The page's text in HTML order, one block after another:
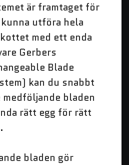
är framtaget för
utföra hela
med ett enda
Gerbers
Blade
kan du snabbt
bladen
rätt egg för rätt
bladen gör